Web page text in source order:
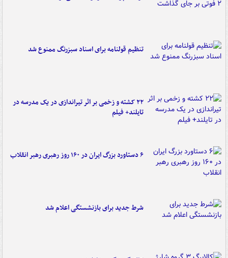
تنظیم قولنامه برای اسناد سبزرنگ ممنوع شد
۲۲ کشته و زخمی بر اثر تیراندازی در یک مدرسه در
تایلند+ فیلم
۶ دستاورد بزرگ ایران در ۱۶۰ روز رهبری رهبر انقلاب
شرط جدید برای بازنشستگی اعلام شد